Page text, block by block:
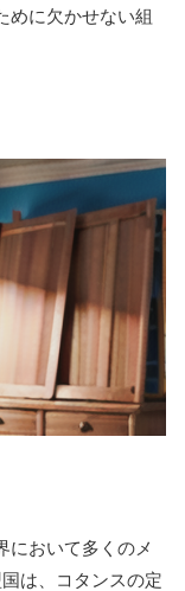
めに欠かせない組
において多くのメ
は、コタンスの定